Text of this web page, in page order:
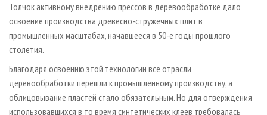
Толчок активному внедрению прессов в деревообработке дало
освоение производства древесно-стружечных плит в
промышленных масштабах, начавшееся в 50-е годы прошлого
столетия.
Благодаря освоению этой технологии все отрасли
деревообработки перешли к промышленному производству, а
облицовывание пластей стало обязательным. Но для отверждения
использовавшихся в то время синтетических клеев требовалась